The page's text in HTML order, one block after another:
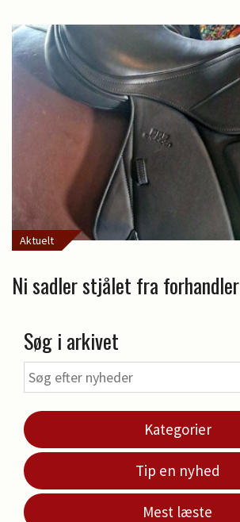
Aktuelt
Ni sadler stjålet fra forhandler
Søg i arkivet
Kategorier
Tip en nyhed
Mest læste